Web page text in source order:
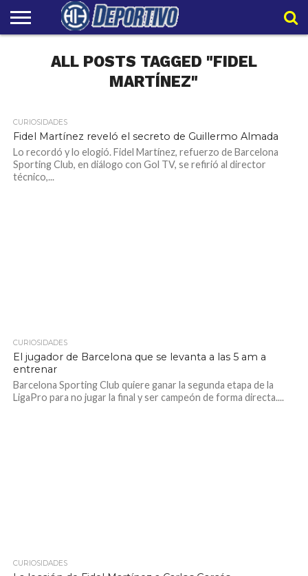
NACIONAL
INTERNACIONAL
EMBAJADORES
POLIDEPORTIVO
POLÍTICAS
CONTACTO
EQUIPOALL POSTS TAGGED "FIDEL
MARTÍNEZ"
CURIOSIDADES
Fidel Martínez reveló el secreto de Guillermo Almada
Lo recordó y lo elogió. Fidel Martínez, refuerzo de Barcelona
Sporting Club, en diálogo con Gol TV, se refirió al director
técnico,...
CURIOSIDADES
El jugador de Barcelona que se levanta a las 5 am a
entrenar
Barcelona Sporting Club quiere ganar la segunda etapa de la
LigaPro para no jugar la final y ser campeón de forma directa....
CURIOSIDADES